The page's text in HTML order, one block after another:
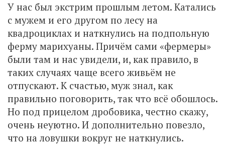
У нас был экстрим прошлым летом. Катались
с мужем и его другом по лесу на
квадроциклах и наткнулись на подпольную
ферму марихуаны. Причём сами «фермеры»
были там и нас увидели, и, как правило, в
таких случаях чаще всего живьём не
отпускают. К счастью, муж знал, как
правильно поговорить, так что всё обошлось.
Но под прицелом дробовика, честно скажу,
очень неуютно. И дополнительно повезло,
что на ловушки вокруг не наткнулись.